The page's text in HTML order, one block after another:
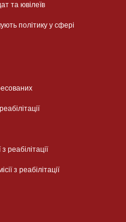
та ювілеїв
політику у сфері
реабілітації
з реабілітації